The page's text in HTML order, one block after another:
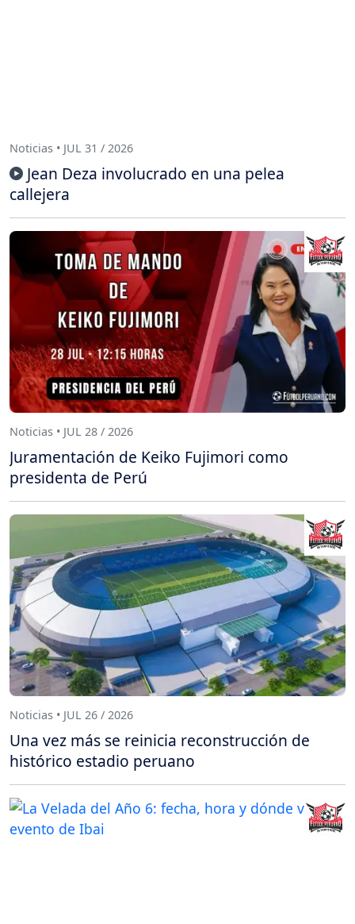
Noticias • JUL 31 / 2026
Jean Deza involucrado en una pelea
callejera
Noticias • JUL 28 / 2026
Juramentación de Keiko Fujimori como
presidenta de Perú
Noticias • JUL 26 / 2026
Una vez más se reinicia reconstrucción de
histórico estadio peruano